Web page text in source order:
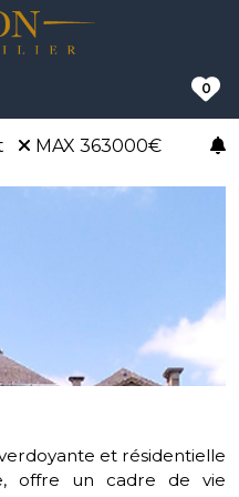
0
MAX 363000€
et résidentielle
offre un cadre de vie